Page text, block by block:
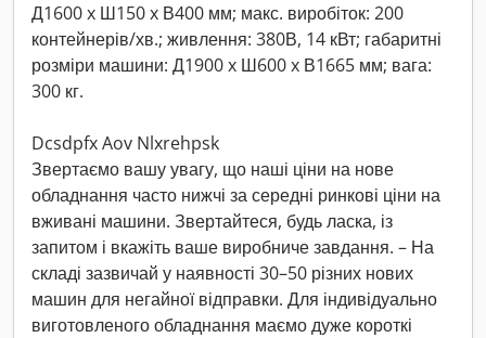
Д1600 x Ш150 x В400 мм; макс. виробіток: 200
контейнерів/хв.; живлення: 380В, 14 кВт; габаритні
розміри машини: Д1900 x Ш600 x В1665 мм; вага:
300 кг.
Dcsdpfx Aov Nlxrehpsk
Звертаємо вашу увагу, що наші ціни на нове
обладнання часто нижчі за середні ринкові ціни на
вживані машини. Звертайтеся, будь ласка, із
запитом і вкажіть ваше виробниче завдання. – На
складі зазвичай у наявності 30–50 різних нових
машин для негайної відправки. Для індивідуально
виготовленого обладнання маємо дуже короткі